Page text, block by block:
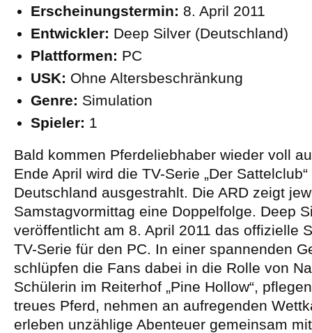
Erscheinungstermin: 8. April 2011
Entwickler: Deep Silver (Deutschland)
Plattformen: PC
USK: Ohne Altersbeschränkung
Genre: Simulation
Spieler: 1
Bald kommen Pferdeliebhaber wieder voll
Ende April wird die TV-Serie „Der
Deutschland ausgestrahlt. Die ARD zeigt
Samstagvormittag eine Doppelfolge. Deep
veröffentlicht am 8. April 2011 das offizielle
TV-Serie für den PC. In einer spannenden
schlüpfen die Fans dabei in die Rolle von
Schülerin im Reiterhof „Pine Hollow“,
treues Pferd, nehmen an aufregenden
erleben unzählige Abenteuer gemeinsam